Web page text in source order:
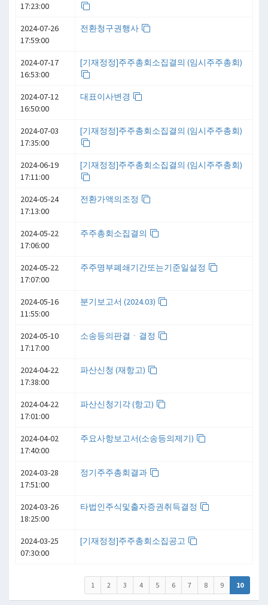
17:23:00
2024-07-26
17:59:00
전환청구권행사
2024-07-17
16:53:00
[기재정정]주주총회소집결의 (임시주주총회)
2024-07-12
16:50:00
대표이사변경
2024-07-03
17:35:00
[기재정정]주주총회소집결의 (임시주주총회)
2024-06-19
17:11:00
[기재정정]주주총회소집결의 (임시주주총회)
2024-05-24
17:13:00
전환가액의조정
2024-05-22
17:06:00
주주총회소집결의
2024-05-22
17:07:00
주주명부폐쇄기간또는기준일설정
2024-05-16
11:55:00
분기보고서 (2024.03)
2024-05-10
17:17:00
소송등의판결ㆍ결정
2024-04-22
17:38:00
파산신청 (재항고)
2024-04-22
17:01:00
파산신청기각 (항고)
2024-04-02
17:40:00
주요사항보고서(소송등의제기)
2024-03-28
17:51:00
정기주주총회결과
2024-03-26
18:25:00
타법인주식및출자증권취득결정
2024-03-25
07:30:00
[기재정정]주주총회소집공고
1 2 3 4 5 6 7 8 9 10